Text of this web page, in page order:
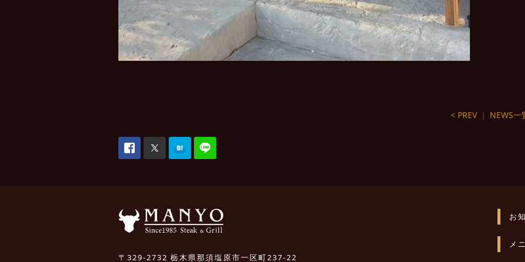
< PREV｜ NEWS一
〒329-2732 栃木県那須塩原市一区町237-22
お
メ